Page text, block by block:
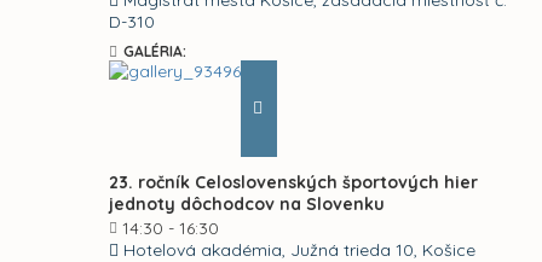
D-310
GALÉRIA:
23. ročník Celoslovenských športových hier
jednoty dôchodcov na Slovenku
14:30 - 16:30
Hotelová akadémia, Južná trieda 10, Košice